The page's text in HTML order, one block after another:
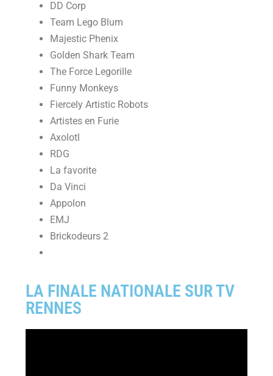
DD Corp
Team Lego Blum
Majestic Phenix
Golden Shark Team
The Force Legorille
Funny Monkeys
Fiercely Artistic Robots
Artistes en Furie
Axolotl
RDG
La favorite
Da Vinci
Appolon
EMJ
Brickodeurs 2
LA FINALE NATIONALE SUR TV
RENNES